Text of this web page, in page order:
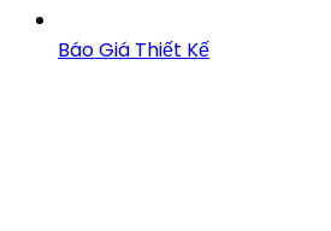
Báo Giá Thiết Kế